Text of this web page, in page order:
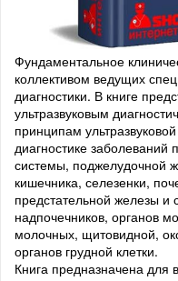
Фундаментальное
коллективом ведущих
диагностики. В книге
ультразвуковым
принципам
диагностике
системы, поджелудочной
кишечника, селезенки,
предстательной железы и
надпочечников, органов
молочных, щитовидной,
органов грудной клетки.
Книга предназначена для